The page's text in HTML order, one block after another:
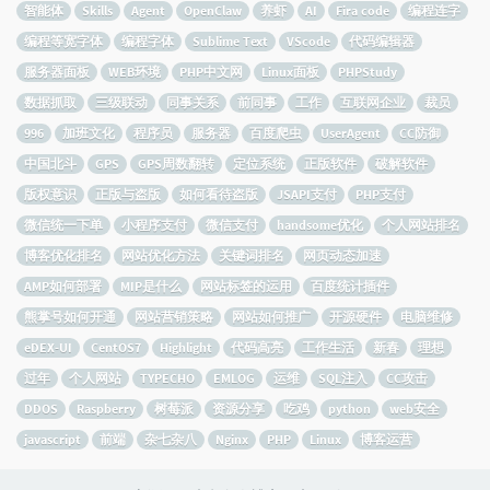
智能体 Skills Agent OpenClaw 养虾 AI Fira code
编程连字
编程等宽字体
编程字体 Sublime Text VScode
代码编辑器
服务器面板
WEB环境 PHP中文网 Linux面板
PHPStudy
数据抓取
三级联动 同事关系 前同事 工作 互联网企业
裁员
996
加班文化 程序员 服务器 百度爬虫 UserAgent
CC防御
中国北斗
GPS GPS周数翻转 定位系统 正版软件
破解软件
版权意识
正版与盗版 如何看待盗版 JSAPI支付
PHP支付
微信统一下单
小程序支付 微信支付 handsome优化
个人网站排名
博客优化排名
网站优化方法 关键词排名
网页动态加速
AMP如何部署
MIP是什么 网站标签的运用
百度统计插件
熊掌号如何开通
网站营销策略 网站如何推广 开源硬件
电脑维修
eDEX-UI
CentOS7 Highlight 代码高亮 工作生活 新春
理想
过年
个人网站 TYPECHO EMLOG 运维 SQL注入
CC攻击
DDOS
Raspberry 树莓派 资源分享 吃鸡 python
web安全
javascript
前端 杂七杂八 Nginx PHP Linux 博客运营